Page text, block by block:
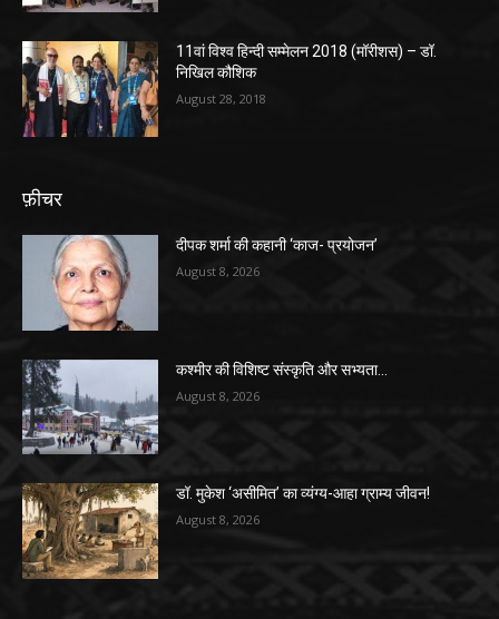
11वां विश्व हिन्दी सम्मेलन 2018 (मॉरीशस) – डॉ.
निखिल कौशिक
August 28, 2018
फ़ीचर
दीपक शर्मा की कहानी ‘काज- प्रयोजन’
August 8, 2026
कश्मीर की विशिष्ट संस्कृति और सभ्यता…
August 8, 2026
डॉ. मुकेश ‘असीमित’ का व्यंग्य-आहा ग्राम्य जीवन!
August 8, 2026